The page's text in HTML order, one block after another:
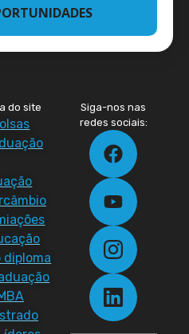
do site
diploma
Siga-nos nas
redes sociais: